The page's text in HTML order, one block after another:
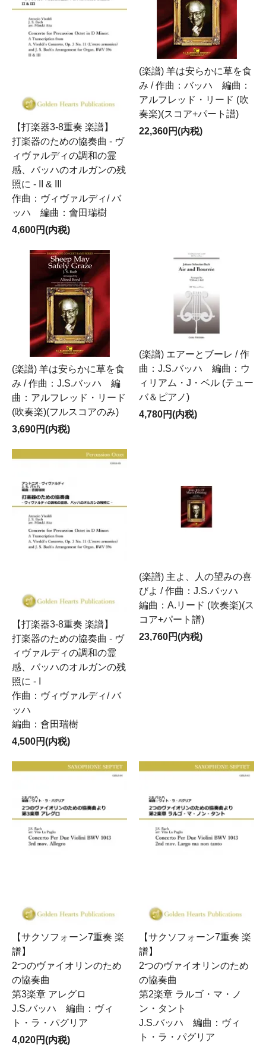
【打楽器3-8重奏 楽譜】
打楽器のための協奏曲 - ヴ
ィヴァルディの調和の霊
感、バッハのオルガンの残
照に - II & III
作曲：ヴィヴァルディ/ バ
ッハ 編曲：會田瑞樹
4,600円(内税)
(楽譜) 羊は安らかに草を食
み / 作曲：バッハ 編曲：
アルフレッド・リード (吹
奏楽)(スコア+パート譜)
22,360円(内税)
(楽譜) 羊は安らかに草を食
み / 作曲：J.S.バッハ 編
曲：アルフレッド・リード
(吹奏楽)(フルスコアのみ)
3,690円(内税)
(楽譜) エアーとブーレ / 作
曲：J.S.バッハ 編曲：ウ
ィリアム・J・ベル (テュー
バ＆ピアノ)
4,780円(内税)
【打楽器3-8重奏 楽譜】
打楽器のための協奏曲 - ヴ
ィヴァルディの調和の霊
感、バッハのオルガンの残
照に - I
作曲：ヴィヴァルディ/ バ
ッハ
編曲：會田瑞樹
4,500円(内税)
(楽譜) 主よ、人の望みの喜
びよ / 作曲：J.S.バッハ
編曲：A.リード (吹奏楽)(ス
コア+パート譜)
23,760円(内税)
【サクソフォーン7重奏 楽
譜】
2つのヴァイオリンのため
の協奏曲
第3楽章 アレグロ
J.S.バッハ 編曲：ヴィ
ト・ラ・パグリア
4,020円(内税)
【サクソフォーン7重奏 楽
譜】
2つのヴァイオリンのため
の協奏曲
第2楽章 ラルゴ・マ・ノ
ン・タント
J.S.バッハ 編曲：ヴィ
ト・ラ・パグリア